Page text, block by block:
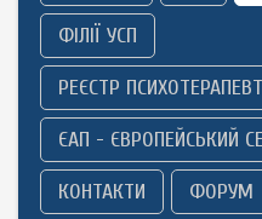
ФІЛІЇ УСП
РЕЄСТР
ЄАП - ЄВРОПЕЙСЬКИЙ
КОНТАКТИ ФОРУМ